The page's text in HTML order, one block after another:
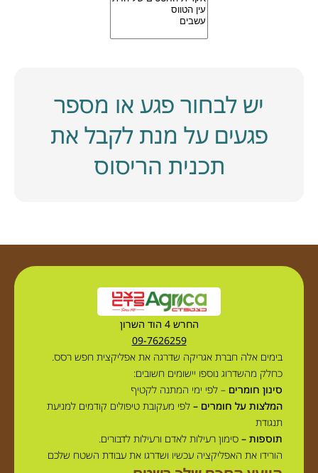
יש לבחור פגע או מספר
פגעים על מנת לקבל את
תכנית הריסוס
החרש 4 הוד השרון
09-7626259
בימים אלה חברת אגריקה שדרגה את אפליקצית חפש רסס.
כחלק מהשדרוג נוספו יישומים חשובים:
סינון חומרים – לפי ימי המתנה לקטיף
המלצות על חומרים – לפי מעקובת טיפולים קודמים למניעת
תנגודת
תוספות – סימון רעילות לאדם ורעילות לדבורים.
הורידו את האפליקציה עכשיו ושדרגו את עבודת השטח שלכם